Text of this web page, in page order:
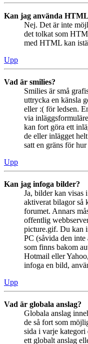
Kan jag använda
Nej. Det är inte
det tolkat som
med HTML kan
Upp
Vad är smilies?
Smilies är små
uttrycka en känsla
eller :( för ledsen.
via
kan fort göra ett
de eller inlägget
satt en gräns för
Upp
Kan jag infoga bilder?
Ja, bilder kan visas
aktiverat bilagor så
forumet. Annars
offentlig
picture.gif. Du kan
PC (såvida den
som finns bakom
Hotmail eller
infoga en bild,
Upp
Vad är globala anslag?
Globala anslag
de så fort som
sida i varje
ett globalt anslag